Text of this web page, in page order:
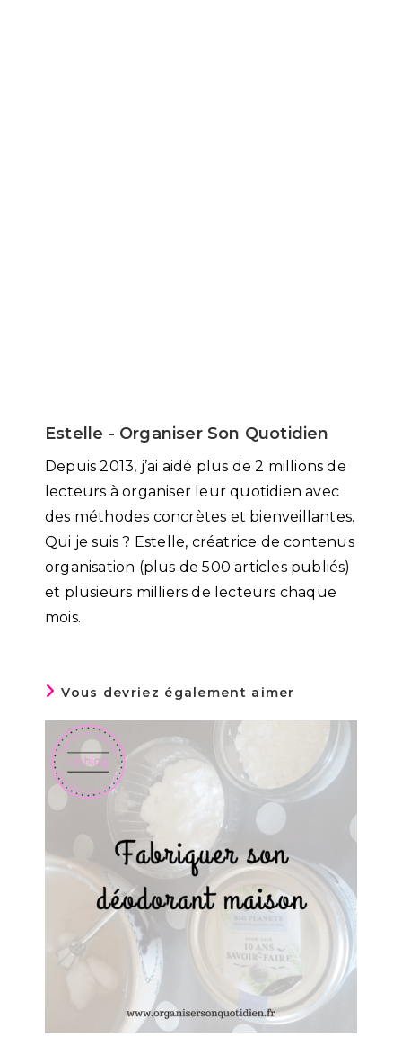
Estelle - Organiser Son Quotidien
Depuis 2013, j’ai aidé plus de 2 millions de
lecteurs à organiser leur quotidien avec
des méthodes concrètes et bienveillantes.
Qui je suis ? Estelle, créatrice de contenus
organisation (plus de 500 articles publiés)
et plusieurs milliers de lecteurs chaque
mois.
Vous devriez également aimer